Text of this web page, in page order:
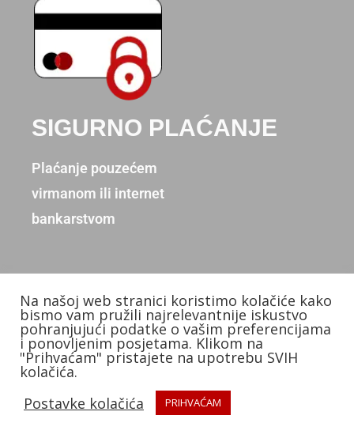
SIGURNO PLAĆANJE
Plaćanje pouzećem
virmanom ili internet
bankarstvom
Copyright © 2026. Donum d.o.o.
Izradio: KB Studios
Na našoj web stranici koristimo kolačiće kako
bismo vam pružili najrelevantnije iskustvo
pohranjujući podatke o vašim preferencijama
i ponovljenim posjetama. Klikom na
"Prihvaćam" pristajete na upotrebu SVIH
kolačića.
Postavke kolačića
PRIHVAĆAM